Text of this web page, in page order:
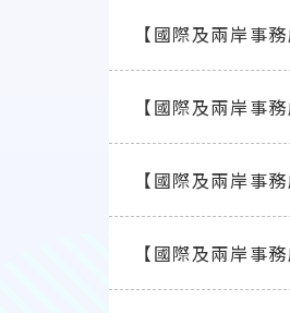
【國際及兩岸事
【國際及兩岸事
【國際及兩岸事
【國際及兩岸事